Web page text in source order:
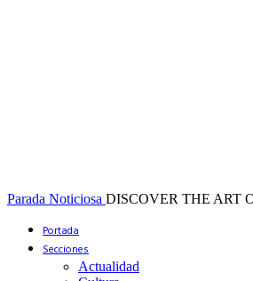
Parada Noticiosa DISCOVER THE ART
Portada
Secciones
Actualidad